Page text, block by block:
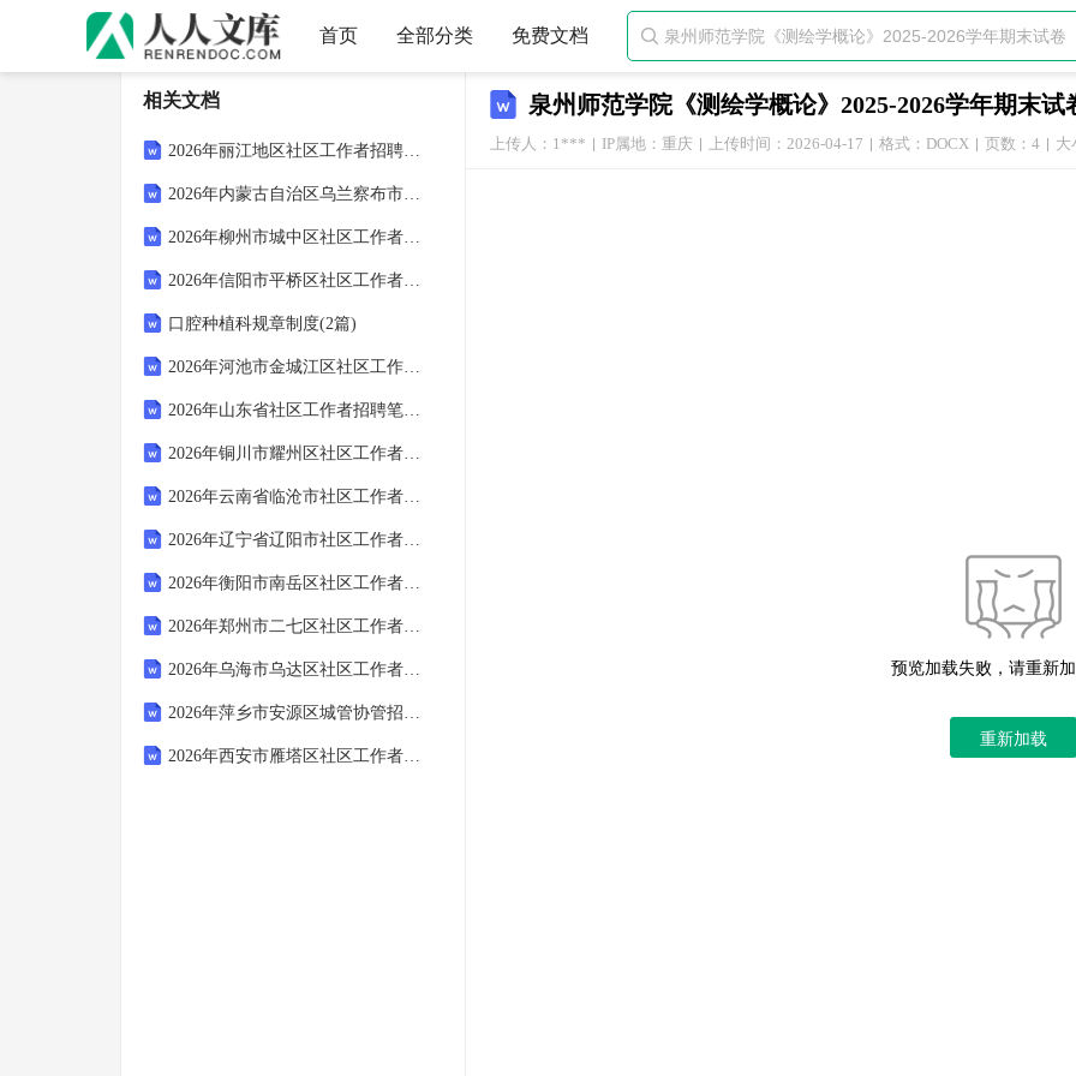
首页 全部分类 免费文档 
泉州师范学院《测绘学概论》2025-2026学年期末试
上传人：1*** IP属地：重庆 上传时间：2026-04-17 格式：DOCX 页数：4 大
预览加载失败，请重新
重新加载
相关文档
2026年丽江地区社区工作者招聘考试参考题库及答案解析
2026年内蒙古自治区乌兰察布市社区工作者招聘笔试模拟试题及答案解析
2026年柳州市城中区社区工作者招聘笔试参考试题及答案解析
2026年信阳市平桥区社区工作者招聘笔试备考试题及答案解析
口腔种植科规章制度(2篇)
2026年河池市金城江区社区工作者招聘考试参考题库及答案解析
2026年山东省社区工作者招聘笔试模拟试题及答案解析
2026年铜川市耀州区社区工作者招聘考试参考题库及答案解析
2026年云南省临沧市社区工作者招聘考试备考题库及答案解析
2026年辽宁省辽阳市社区工作者招聘考试参考题库及答案解析
2026年衡阳市南岳区社区工作者招聘考试参考试题及答案解析
2026年郑州市二七区社区工作者招聘考试参考试题及答案解析
2026年乌海市乌达区社区工作者招聘考试备考试题及答案解析
2026年萍乡市安源区城管协管招聘笔试备考题库及答案解析
2026年西安市雁塔区社区工作者招聘考试模拟试题及答案解析